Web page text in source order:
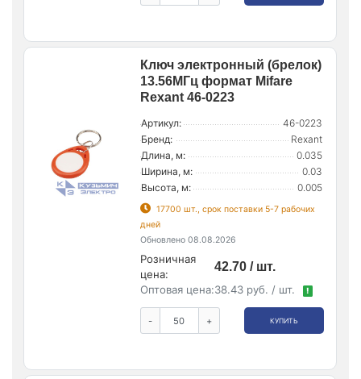
Ключ электронный (брелок)
13.56МГц формат Mifare
Rexant 46-0223
Артикул:
46-0223
Бренд:
Rexant
Длина, м:
0.035
Ширина, м:
0.03
Высота, м:
0.005
17700 шт., срок поставки 5-7 рабочих
дней
Обновлено 08.08.2026
Розничная
цена:
42.70 / шт.
Оптовая цена:38.43 руб. / шт. !
- + КУПИТЬ